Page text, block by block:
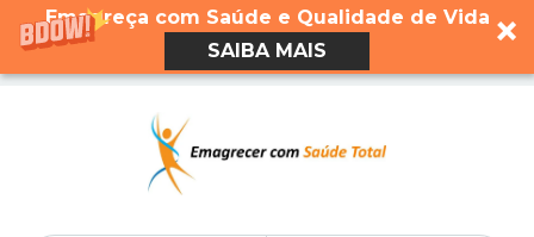
Emagreça com Saúde e Qualidade de Vida
SAIBA MAIS